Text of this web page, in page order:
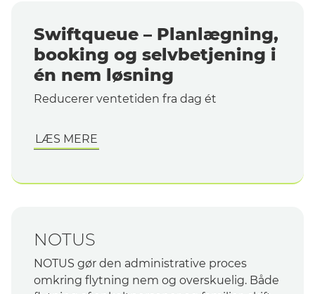
Swiftqueue – Planlægning,
booking og selvbetjening i
én nem løsning
Reducerer ventetiden fra dag ét
LÆS MERE
NOTUS
NOTUS gør den administrative proces
omkring flytning nem og overskuelig. Både